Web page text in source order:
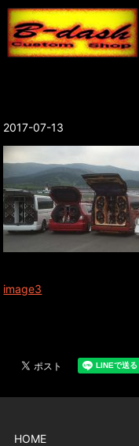
2017-07-13
image3
HOME